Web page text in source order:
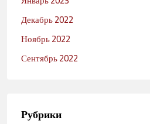
Декабрь 2022
Ноябрь 2022
Сентябрь 2022
Рубрики